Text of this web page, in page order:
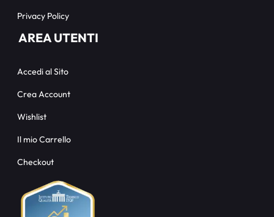
Privacy Policy
AREA UTENTI
Accedi al Sito
Crea Account
Wishlist
Il mio Carrello
Checkout